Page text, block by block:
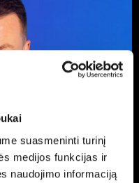
suasmeninti turinį
medijos funkcijas ir
naudojimo informaciją